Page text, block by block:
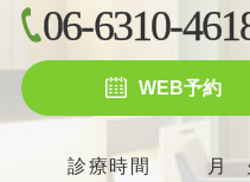
06-6310-
WEB予約
診療時間 月